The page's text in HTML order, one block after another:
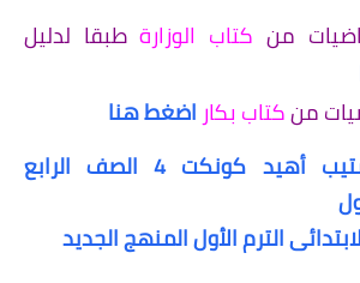
من كتاب الوزارةطبقا لدليل
منكتاب بكار اضغط هنا
تحميل كتاب استيب أهيد كونكت 4 الصف الرابع
الترم الأول المنهج الجديد